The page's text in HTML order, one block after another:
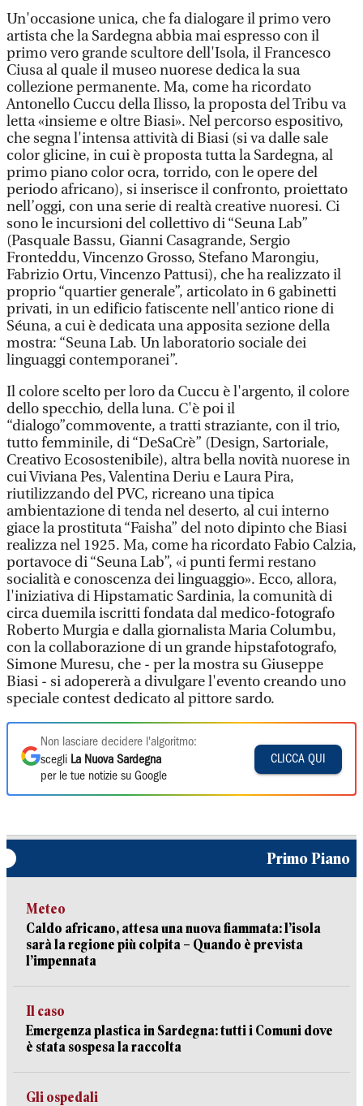
Un'occasione unica, che fa dialogare il primo vero
artista che la Sardegna abbia mai espresso con il
primo vero grande scultore dell'Isola, il Francesco
Ciusa al quale il museo nuorese dedica la sua
collezione permanente. Ma, come ha ricordato
Antonello Cuccu della Ilisso, la proposta del Tribu va
letta «insieme e oltre Biasi». Nel percorso espositivo,
che segna l'intensa attività di Biasi (si va dalle sale
color glicine, in cui è proposta tutta la Sardegna, al
primo piano color ocra, torrido, con le opere del
periodo africano), si inserisce il confronto, proiettato
nell’oggi, con una serie di realtà creative nuoresi. Ci
sono le incursioni del collettivo di “Seuna Lab”
(Pasquale Bassu, Gianni Casagrande, Sergio
Fronteddu, Vincenzo Grosso, Stefano Marongiu,
Fabrizio Ortu, Vincenzo Pattusi), che ha realizzato il
proprio “quartier generale”, articolato in 6 gabinetti
privati, in un edificio fatiscente nell'antico rione di
Séuna, a cui è dedicata una apposita sezione della
mostra: “Seuna Lab. Un laboratorio sociale dei
linguaggi contemporanei”.
Il colore scelto per loro da Cuccu è l'argento, il colore
dello specchio, della luna. C'è poi il
“dialogo”commovente, a tratti straziante, con il trio,
tutto femminile, di “DeSaCrè” (Design, Sartoriale,
Creativo Ecosostenibile), altra bella novità nuorese in
cui Viviana Pes, Valentina Deriu e Laura Pira,
riutilizzando del PVC, ricreano una tipica
ambientazione di tenda nel deserto, al cui interno
giace la prostituta “Faisha” del noto dipinto che Biasi
realizza nel 1925. Ma, come ha ricordato Fabio Calzia,
portavoce di “Seuna Lab”, «i punti fermi restano
socialità e conoscenza dei linguaggio». Ecco, allora,
l'iniziativa di Hipstamatic Sardinia, la comunità di
circa duemila iscritti fondata dal medico-fotografo
Roberto Murgia e dalla giornalista Maria Columbu,
con la collaborazione di un grande hipstafotografo,
Simone Muresu, che - per la mostra su Giuseppe
Biasi - si adopererà a divulgare l'evento creando uno
speciale contest dedicato al pittore sardo.
Non lasciare decidere l'algoritmo:
scegli La Nuova Sardegna
per le tue notizie su Google
CLICCA QUI
Primo Piano
Meteo
Caldo africano, attesa una nuova fiammata: l’isola
sarà la regione più colpita – Quando è prevista
l’impennata
Il caso
Emergenza plastica in Sardegna: tutti i Comuni dove
è stata sospesa la raccolta
Gli ospedali